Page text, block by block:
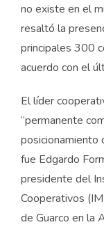
no existe en el
resaltó la
principales 300
acuerdo con el
El líder
“permanente
posicionamiento
fue Edgardo
presidente del
Cooperativos
de Guarco en la